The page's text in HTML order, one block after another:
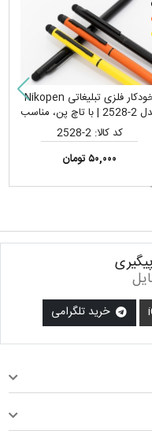
خودکار فلزی تبلیغاتی Nikopen
مدل 2-2528 | با تاچ پن، مناسب
چاپ لیزر لوگو
کد کالا: 2-2528
۵۰,۰۰۰ تومان
خرید تلگرامی